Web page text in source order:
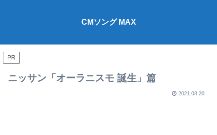
CMソング MAX
PR
ニッサン「オーラニスモ 誕生」篇
2021.08.20